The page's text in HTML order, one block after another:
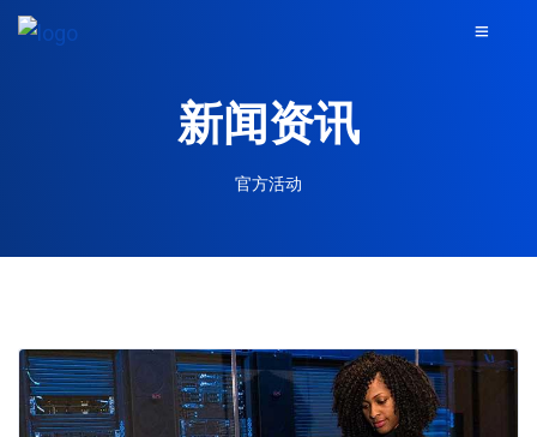
新闻资讯
官方活动